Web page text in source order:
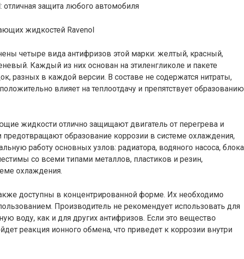
жидкостей Ravenol
четыре вида антифризов этой марки: желтый, красный,
Каждый из них основан на этиленгликоле и пакете
разных в каждой версии. В составе не содержатся нитраты,
влияет на теплоотдачу и препятствует образованию
жидкости отлично защищают двигатель от перегрева и
образование коррозии в системе охлаждения,
работу основных узлов: радиатора, водяного насоса, блока
со всеми типами металлов, пластиков и резин,
охлаждения.
доступны в концентрированной форме. Их необходимо
Производитель не рекомендует использовать для
воду, как и для других антифризов. Если это вещество
реакция ионного обмена, что приведет к коррозии внутри